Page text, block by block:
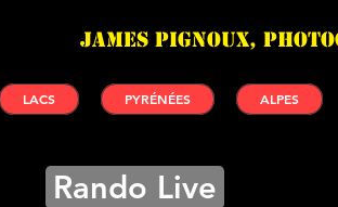
James PIGNOUX,
LACS PYRÉNÉES ALPES
Rando Live